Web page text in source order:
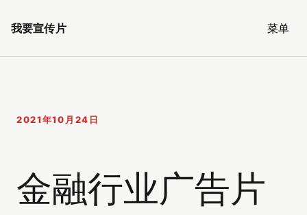
我要宣传片 菜单
2021年10月24日
金融行业广告片